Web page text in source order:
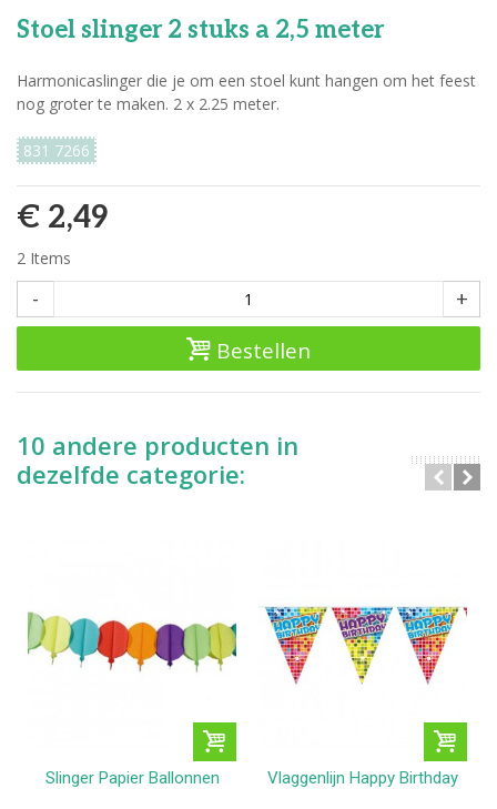
Stoel slinger 2 stuks a 2,5 meter
Harmonicaslinger die je om een stoel kunt hangen om het feest
nog groter te maken. 2 x 2.25 meter.
831 7266
€ 2,49
2 Items
- +
Bestellen
10 andere producten in
dezelfde categorie:
Slinger Papier Ballonnen Vlaggenlijn Happy Birthday